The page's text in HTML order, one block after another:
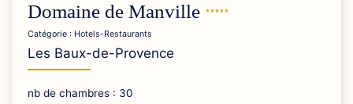
Domaine de Manville
Catégorie : Hotels-Restaurants
Les Baux-de-Provence
nb de chambres : 30